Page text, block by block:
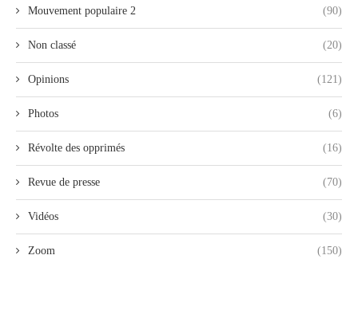
Mouvement populaire 2 (90)
Non classé (20)
Opinions (121)
Photos (6)
Révolte des opprimés (16)
Revue de presse (70)
Vidéos (30)
Zoom (150)